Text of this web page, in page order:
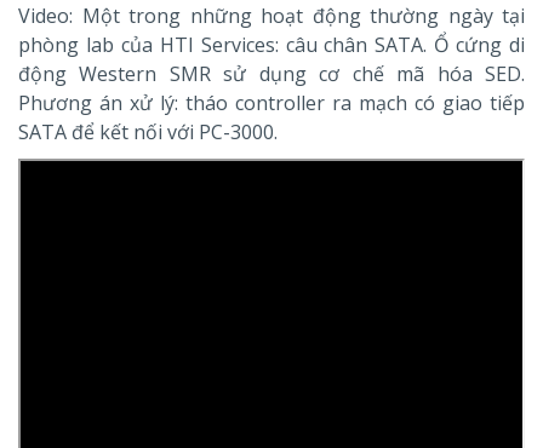
Video: Một trong những hoạt động thường ngày tại
phòng lab của HTI Services: câu chân SATA. Ổ cứng di
động Western SMR sử dụng cơ chế mã hóa SED.
Phương án xử lý: tháo controller ra mạch có giao tiếp
SATA để kết nối với PC-3000.